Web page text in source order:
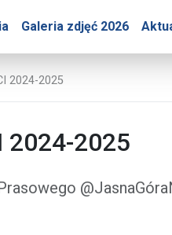
Galeria zdjęć 2026
Góry
2024-2025
2024-2025